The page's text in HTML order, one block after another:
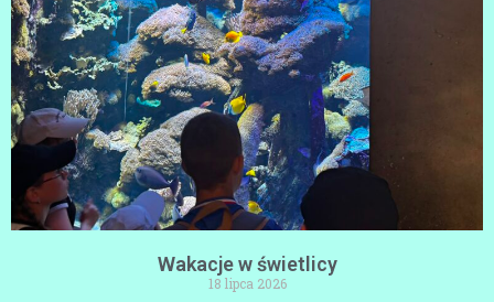
Wakacje w świetlicy
18 lipca 2026